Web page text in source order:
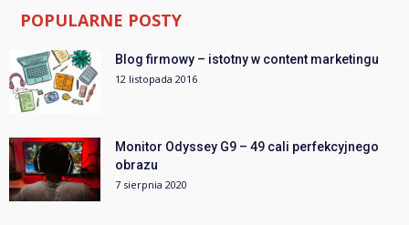
POPULARNE POSTY
Blog firmowy – istotny w content marketingu
12 listopada 2016
Monitor Odyssey G9 – 49 cali perfekcyjnego
obrazu
7 sierpnia 2020